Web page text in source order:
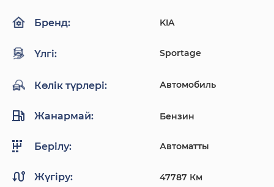
Бренд: KIA
Үлгі: Sportage
Көлік түрлері: Автомобиль
Жанармай: Бензин
Берілу: Автоматты
Жүгіру: 47787 Км